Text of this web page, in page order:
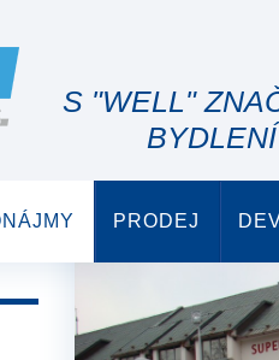
S "WELL"
PRODEJ